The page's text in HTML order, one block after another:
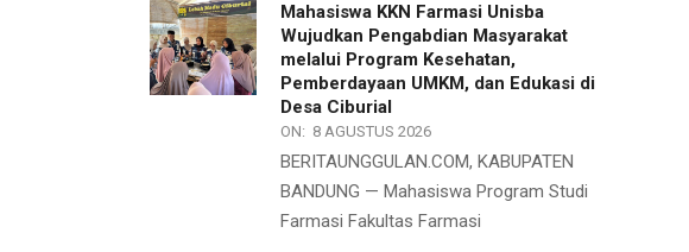
Mahasiswa KKN Farmasi Unisba
Wujudkan Pengabdian Masyarakat
melalui Program Kesehatan,
Pemberdayaan UMKM, dan Edukasi di
Desa Ciburial
ON: 8 AGUSTUS 2026
BERITAUNGGULAN.COM, KABUPATEN
BANDUNG — Mahasiswa Program Studi
Farmasi Fakultas Farmasi